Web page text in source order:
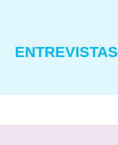
ENTREVISTAS